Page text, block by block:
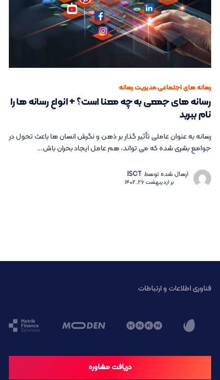
رسانه های اجتماعی،مدیریت رسانه
رسانه های جمعی به چه معنا است؟ + انواع رسانه ها را
نام ببرید
رسانه به عنوان عاملی تأثیر گذار بر ذهن و نگرش انسان ها باعث تحول در
جوامع بشری شده که می ‌تواند، هم عامل ایجاد بحران باش...
ارسال شده توسط ISCT
براردیبهشت 26, 1402
فناوری اطلاعات و ارتباطات
دریافت مشاوره